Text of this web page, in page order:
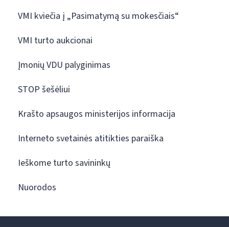
VMI kviečia į „Pasimatymą su mokesčiais“
VMI turto aukcionai
Įmonių VDU palyginimas
STOP šešėliui
Krašto apsaugos ministerijos informacija
Interneto svetainės atitikties paraiška
Ieškome turto savininkų
Nuorodos